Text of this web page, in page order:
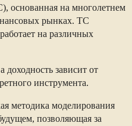
основанная на многолетнем
рынках. ТС
на различных
доходность зависит от
инструмента.
методика моделирования
позволяющая за